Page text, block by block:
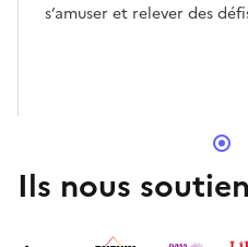
s’amuser et relever des
Ils nous